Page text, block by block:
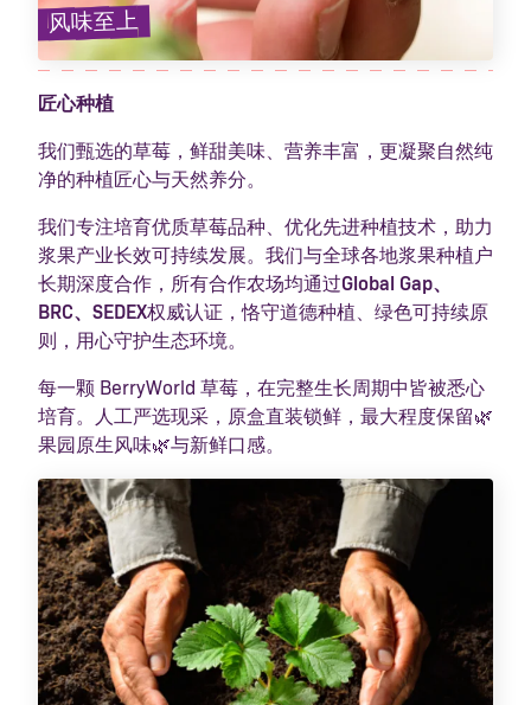
风味至上
匠心种植
我们甄选的草莓，鲜甜美味、营养丰富，更凝聚自然纯
净的种植匠心与天然养分。
我们专注培育优质草莓品种、优化先进种植技术，助力
浆果产业长效可持续发展。我们与全球各地浆果种植户
长期深度合作，所有合作农场均通过Global Gap、
BRC、SEDEX权威认证，恪守道德种植、绿色可持续原
则，用心守护生态环境。
每一颗 BerryWorld 草莓，在完整生长周期中皆被悉心
培育。人工严选现采，原盒直装锁鲜，最大程度保留🌿
果园原生风味🌿与新鲜口感。